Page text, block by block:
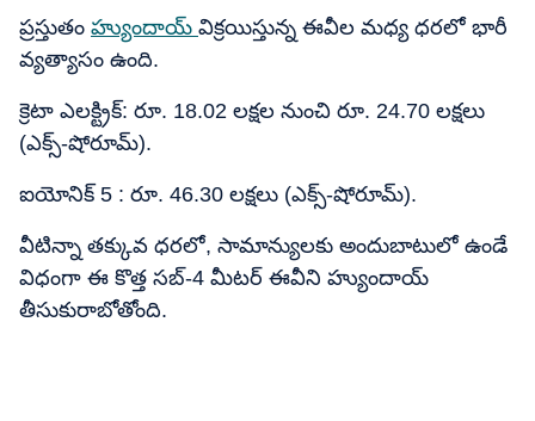
ప్రస్తుతం హ్యుందాయ్ విక్రయిస్తున్న ఈవీల మధ్య ధరలో భారీ
వ్యత్యాసం ఉంది.
క్రెటా ఎలక్ట్రిక్: రూ. 18.02 లక్షల నుంచి రూ. 24.70 లక్షలు
(ఎక్స్-షోరూమ్).
ఐయోనిక్ 5 : రూ. 46.30 లక్షలు (ఎక్స్-షోరూమ్).
వీటిన్నా తక్కువ ధరలో, సామాన్యులకు అందుబాటులో ఉండే
విధంగా ఈ కొత్త సబ్-4 మీటర్ ఈవీని హ్యుందాయ్
తీసుకురాబోతోంది.